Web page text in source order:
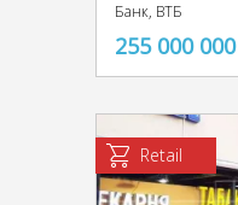
Банк, ВТБ
255 000 000
Retail